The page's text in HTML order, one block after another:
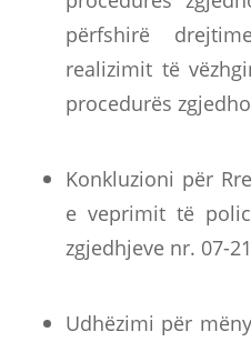
përfshirë
realizimit të
procedurës
Konkluzioni për
e veprimit të
zgjedhjeve nr. 07-
Udhëzimi për